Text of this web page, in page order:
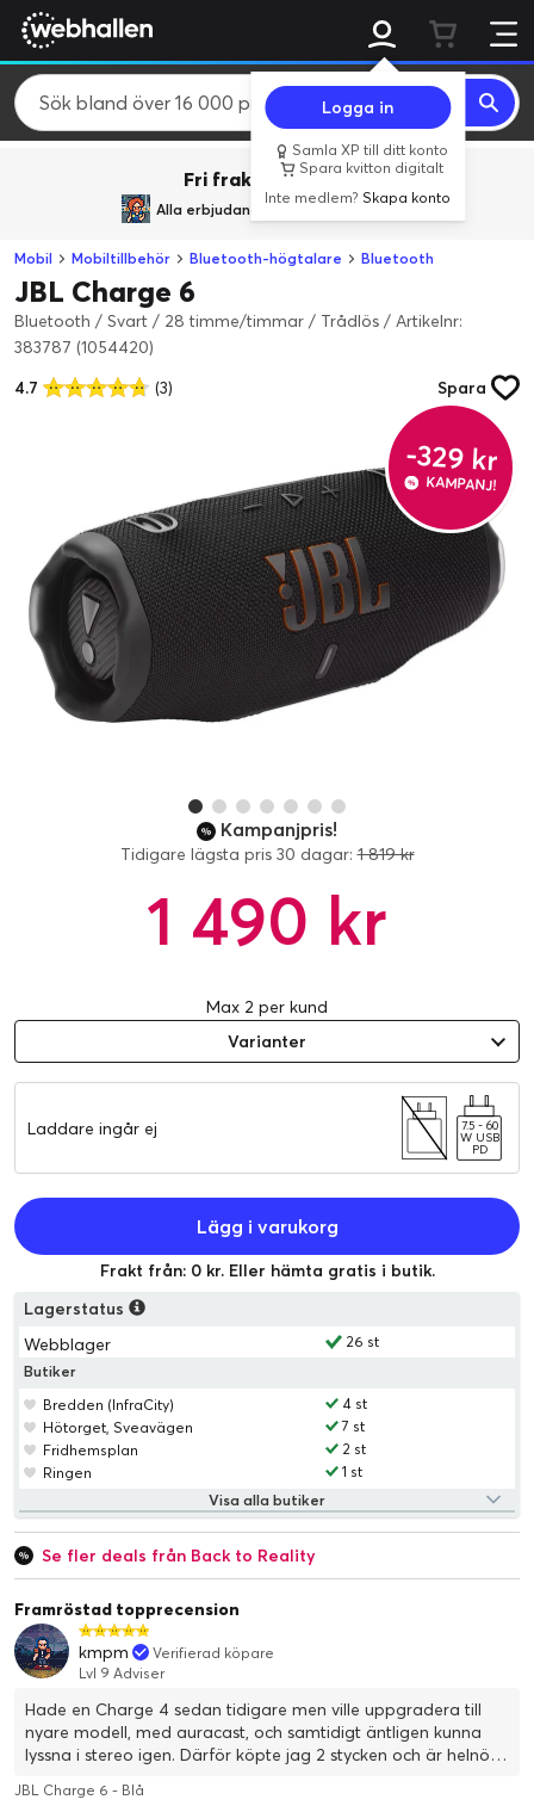
Logga in
Samla XP till ditt konto
Spara kvitton digitalt
Inte medlem?Skapa konto
Fri frakt över 800 kr.
Alla erbjudanden frånBACK TO REALITY
Mobil Mobiltillbehör Bluetooth-högtalare Bluetooth
JBL Charge 6
Bluetooth / Svart / 28 timme/timmar / Trådlös / Artikelnr:
383787 (1054420)
4.7
(3) Spara
-329 kr
KAMPANJ!
1 490 kr
Kampanjpris!
Tidigare lägsta pris 30 dagar:1 819 kr
Max 2 per kund
Varianter
Laddare ingår ej 7.5 - 60
W USB
PD
Lägg i varukorg
Frakt från: 0 kr. Eller hämta gratis i butik.
Lagerstatus
Webblager
26 st
Butiker
Bredden (InfraCity)
4 st
Hötorget, Sveavägen
7 st
Fridhemsplan
2 st
Ringen
1 st
Visa alla butiker
Se fler deals från Back to Reality
Framröstad topprecension
kmpm
Verifierad köpare
Lvl 9 Adviser
Hade en Charge 4 sedan tidigare men ville uppgradera till
nyare modell, med auracast, och samtidigt äntligen kunna
lyssna i stereo igen. Därför köpte jag 2 stycken och är helnöjd.
stället och känner inte att jag ångrar mig.
JBL Charge 6 - Blå